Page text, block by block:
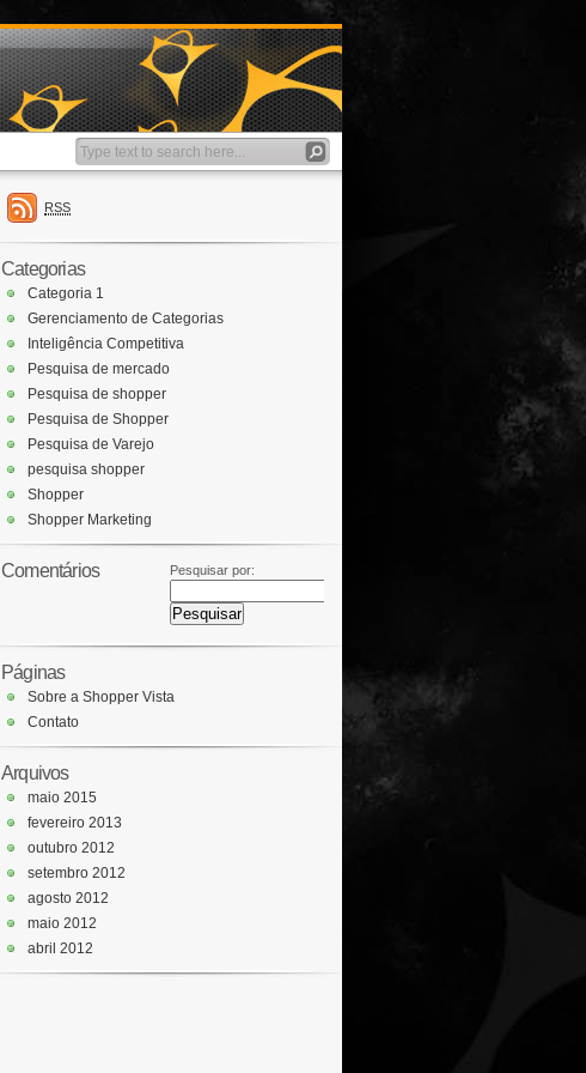
RSS
Categorias
Categoria 1
Gerenciamento de Categorias
Inteligência Competitiva
Pesquisa de mercado
Pesquisa de shopper
Pesquisa de Shopper
Pesquisa de Varejo
pesquisa shopper
Shopper
Shopper Marketing
Pesquisar por:
Comentários
Páginas
Sobre a Shopper Vista
Contato
Arquivos
maio 2015
fevereiro 2013
outubro 2012
setembro 2012
agosto 2012
maio 2012
abril 2012